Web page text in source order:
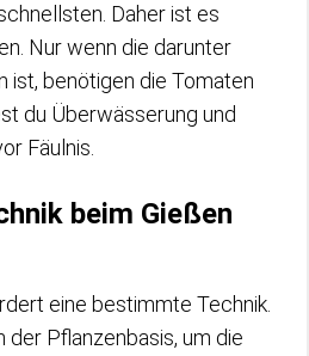
Daher ist es
Nur wenn die darunter
ist, benötigen die Tomaten
du Überwässerung und
Fäulnis.
beim Gießen
eine bestimmte Technik.
der Pflanzenbasis, um die